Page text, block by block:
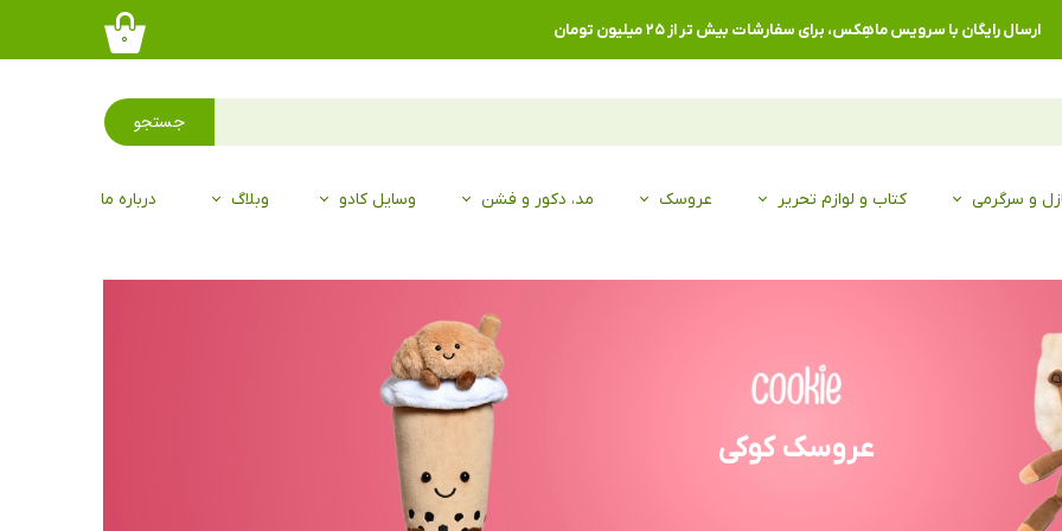
۰ ارسال رایگان با سرویس ماهِکس، برای سفارشات بیش تر از ۲۵ میلیون تومان
جستجو
و سرگرمی کتاب و لوازم تحریر عروسک مد، دکور و فشن وسایل کادو وبلاگ درباره ما
عروسک های کوکی
​عروسک کوکی